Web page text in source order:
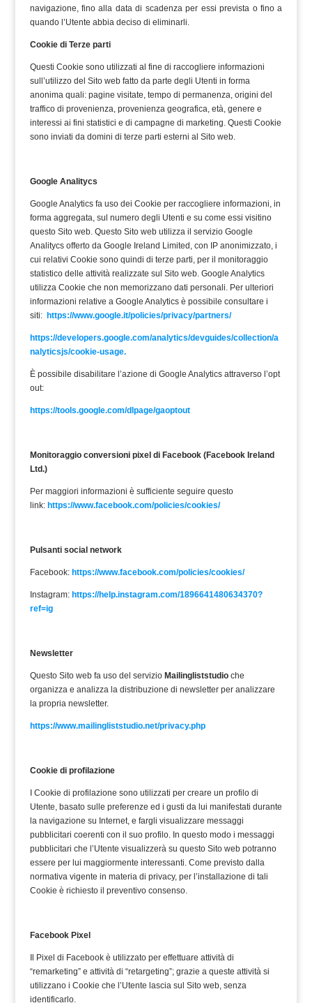
navigazione, fino alla data di scadenza per essi prevista o fino a
quando l’Utente abbia deciso di eliminarli.
Cookie di Terze parti
Questi Cookie sono utilizzati al fine di raccogliere informazioni
sull’utilizzo del Sito web fatto da parte degli Utenti in forma
anonima quali: pagine visitate, tempo di permanenza, origini del
traffico di provenienza, provenienza geografica, età, genere e
interessi ai fini statistici e di campagne di marketing. Questi Cookie
sono inviati da domini di terze parti esterni al Sito web.
Google Analitycs
Google Analytics fa uso dei Cookie per raccogliere informazioni, in
forma aggregata, sul numero degli Utenti e su come essi visitino
questo Sito web. Questo Sito web utilizza il servizio Google
Analitycs offerto da Google Ireland Limited, con IP anonimizzato, i
cui relativi Cookie sono quindi di terze parti, per il monitoraggio
statistico delle attività realizzate sul Sito web. Google Analytics
utilizza Cookie che non memorizzano dati personali. Per ulteriori
informazioni relative a Google Analytics è possibile consultare i
siti: https://www.google.it/policies/privacy/partners/
https://developers.google.com/analytics/devguides/collection/a
nalyticsjs/cookie-usage.
È possibile disabilitare l’azione di Google Analytics attraverso l’opt
out:
https://tools.google.com/dlpage/gaoptout
Monitoraggio conversioni pixel di Facebook (Facebook Ireland
Ltd.)
Per maggiori informazioni è sufficiente seguire questo
link: https://www.facebook.com/policies/cookies/
Pulsanti social network
Facebook: https://www.facebook.com/policies/cookies/
Instagram: https://help.instagram.com/1896641480634370?
ref=ig
Newsletter
Questo Sito web fa uso del servizio Mailingliststudio che
organizza e analizza la distribuzione di newsletter per analizzare
la propria newsletter.
https://www.mailingliststudio.net/privacy.php
Cookie di profilazione
I Cookie di profilazione sono utilizzati per creare un profilo di
Utente, basato sulle preferenze ed i gusti da lui manifestati durante
la navigazione su Internet, e fargli visualizzare messaggi
pubblicitari coerenti con il suo profilo. In questo modo i messaggi
pubblicitari che l’Utente visualizzerà su questo Sito web potranno
essere per lui maggiormente interessanti. Come previsto dalla
normativa vigente in materia di privacy, per l’installazione di tali
Cookie è richiesto il preventivo consenso.
Facebook Pixel
Il Pixel di Facebook è utilizzato per effettuare attività di
“remarketing” e attività di “retargeting”; grazie a queste attività si
utilizzano i Cookie che l’Utente lascia sul Sito web, senza
identificarlo.